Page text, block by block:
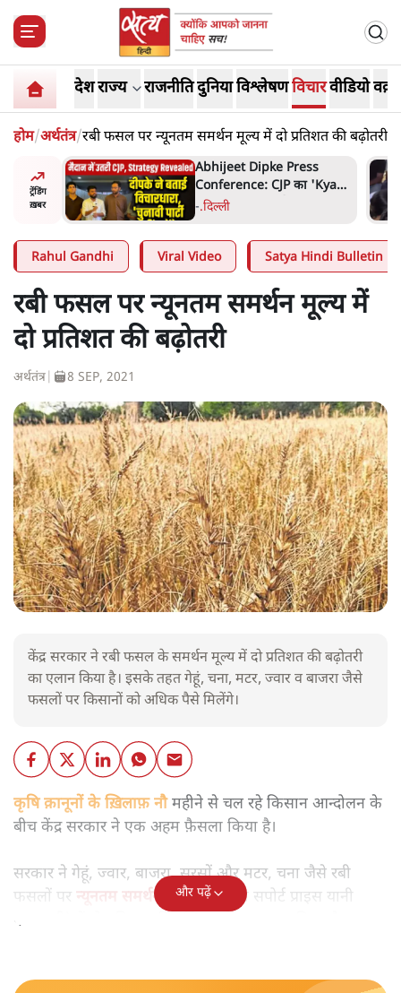
देशराज्य राजनीतिदुनियाविश्लेषणविचारवीडियो
होम/अर्थतंत्र/रबी फसल पर न्यूनतम समर्थन मूल्य में दो प्रतिशत की बढ़ोतरी
ट्रेंडिंग
ख़बर
' अंडों
सेनानी
Abhijeet Dipke Press
Conference: CJP का 'Kya
Bolti Public' अभियान, चुनाव
-.दिल्ली
Rahul Gandhi Viral Video Satya Hindi Bulletin
रबी फसल पर न्यूनतम समर्थन मूल्य में
दो प्रतिशत की बढ़ोतरी
अर्थतंत्र 8 SEP, 2021
केंद्र सरकार ने रबी फसल के समर्थन मूल्य में दो प्रतिशत की बढ़ोतरी
का एलान किया है। इसके तहत गेहूं, चना, मटर, ज्वार व बाजरा जैसे
फसलों पर किसानों को अधिक पैसे मिलेंगे।
कृषि क़ानूनों के ख़िलाफ़ नौमहीने से चल रहे किसान आन्दोलन के
बीच केंद्र सरकार ने एक अहम फ़ैसला किया है।
सरकार ने गेहूं, ज्वार, बाजरा, सरसों और मटर, चना जैसे रबी
फसलों पर न्यूनतम समर्थन मूल्य(मिनिमम सपोर्ट प्राइस यानी
एमएसपी) में दो प्रतिशत की वृद्धि करने का एलान किया है।
और पढ़ें